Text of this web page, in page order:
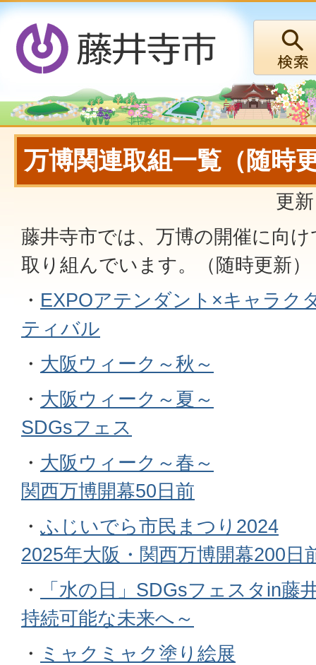
万博関連取組一覧（随時
更
藤井寺市では、万博の開催に向
取り組んでいます。（随時更新）
・ EXPOアテンダント×キャラク
ティバル
・ 大阪ウィーク～秋～
・ 大阪ウィーク～夏～
SDGsフェス
・ 大阪ウィーク～春～
関西万博開幕50日前
・ ふじいでら市民まつり2024
2025年大阪・関西万博開幕200日
・
「水の日」SDGsフェスタin藤
持続可能な未来へ～
・ ミャクミャク塗り絵展